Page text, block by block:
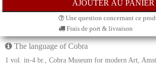
Une question concernant ce
Frais de port & livraison
The language of Cobra
1 vol. in-4 br., Cobra Museum for modern Art,